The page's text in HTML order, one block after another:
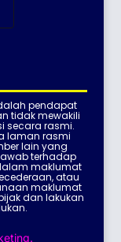
pendapat
tidak mewakili
secara rasmi.
laman rasmi
lain yang
terhadap
maklumat
atau
maklumat
dan lakukan